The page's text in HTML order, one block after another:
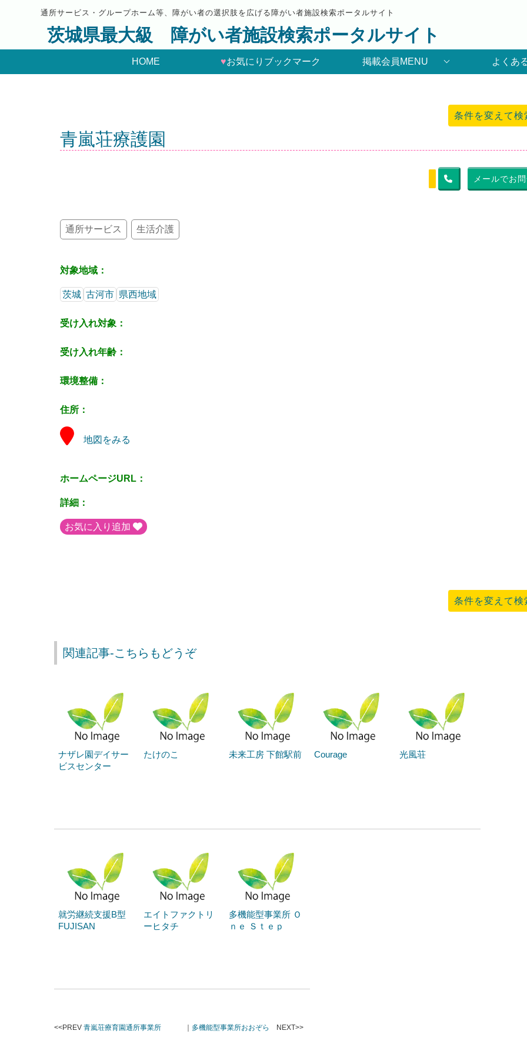
通所サービス・グループホーム等、障がい者の選択肢を広げる障がい者施設検索ポータルサイト
茨城県最大級 障がい者施設検索ポータルサイト
HOME ♥お気にりブックマーク 掲載会員MENU よくあ
条件を変えて検
青嵐荘療護園
メールでお
通所サービス 生活介護
対象地域：
茨城 古河市 県西地域
受け入れ対象：
受け入れ年齢：
環境整備：
住所：
地図をみる
ホームページURL：
詳細：
お気に入り追加
条件を変えて検
関連記事-こちらもどうぞ
ナザレ園デイサー
ビスセンター
たけのこ 未来工房 下館駅前 Courage 光風荘
就労継続支援B型
FUJISAN
エイトファクトリ
ーヒタチ
多機能型事業所 Ｏ
ｎｅ Ｓｔｅｐ
<<PREV 青嵐荘療育園通所事業所 ｜ 多機能型事業所おおぞら NEXT>>